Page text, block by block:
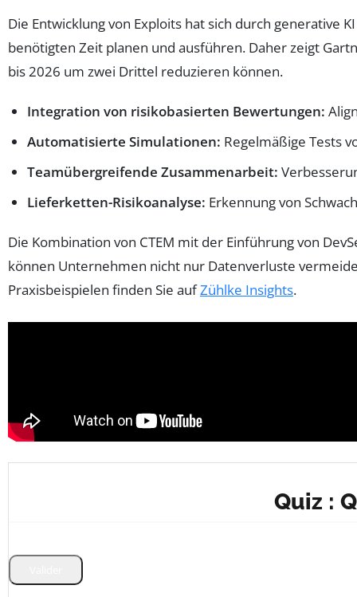
Die Entwicklung von Exploits hat sich durch
benötigten Zeit planen und ausführen. Daher zeigt
bis 2026 um zwei Drittel reduzieren können.
Integration von risikobasierten Bewertungen:
Automatisierte Simulationen: Regelmäßige Tests
Teamübergreifende Zusammenarbeit:
Lieferketten-Risikoanalyse: Erkennung von
Die Kombination von CTEM mit der Einführung von
können Unternehmen nicht nur Datenverluste
Praxisbeispielen finden Sie aufZühlke Insights.
Quiz :